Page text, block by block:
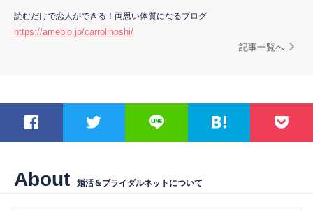
読むだけで恋人ができる！両思い体質になるブログ
https://ameblo.jp/carrollhoshi/
記事一覧へ
About 婚活＆ブライダルネットについて